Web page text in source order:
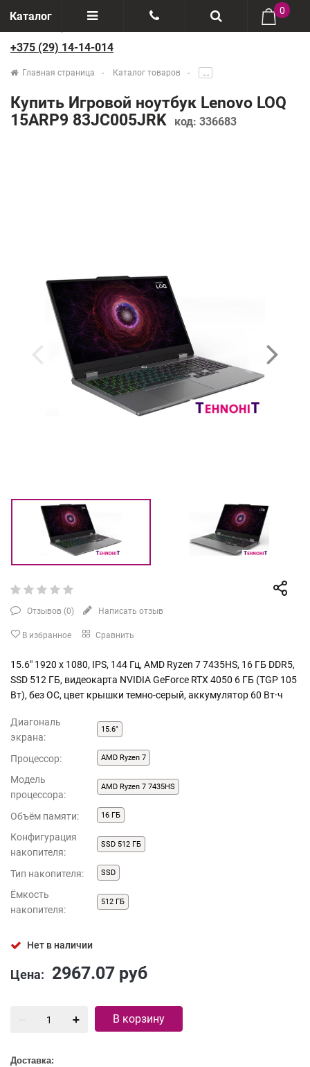
Каталог
Отзывы
Производители
+375(29) 888-44-44
0
+375 (29) 14-14-014
Главная страница Каталог товаров .....
Купить Игровой ноутбук Lenovo LOQ
15ARP9 83JC005JRK
код: 336683
Отзывов (0) Написать отзыв
В избранное Сравнить
15.6" 1920 x 1080, IPS, 144 Гц, AMD Ryzen 7 7435HS, 16 ГБ DDR5,
SSD 512 ГБ, видеокарта NVIDIA GeForce RTX 4050 6 ГБ (TGP 105
Вт), без ОС, цвет крышки темно-серый, аккумулятор 60 Вт·ч
Диагональ
экрана:
15.6"
Процессор: AMD Ryzen 7
Модель
процессора:
AMD Ryzen 7 7435HS
Объём памяти: 16 ГБ
Конфигурация
накопителя:
SSD 512 ГБ
Тип накопителя: SSD
Ёмкость
накопителя:
512 ГБ
Нет в наличии
Цена: 2967.07 руб
В корзину
Доставка: